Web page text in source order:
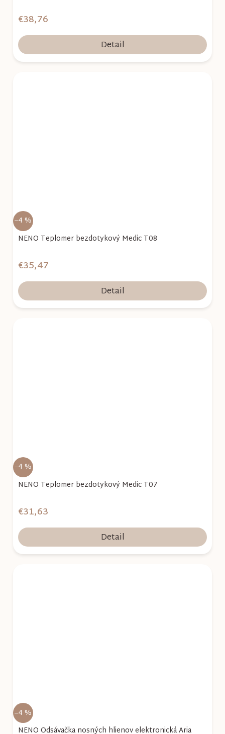
€38,76
Detail
–4 %
NENO Teplomer bezdotykový Medic T08
€35,47
Detail
–4 %
NENO Teplomer bezdotykový Medic T07
€31,63
Detail
–4 %
NENO Odsávačka nosných hlienov elektronická Aria